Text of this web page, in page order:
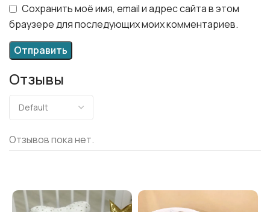
Отзывы
Отзывов пока нет.
Сохранить моё имя, email и адрес сайта в этом
браузере для последующих моих комментариев.